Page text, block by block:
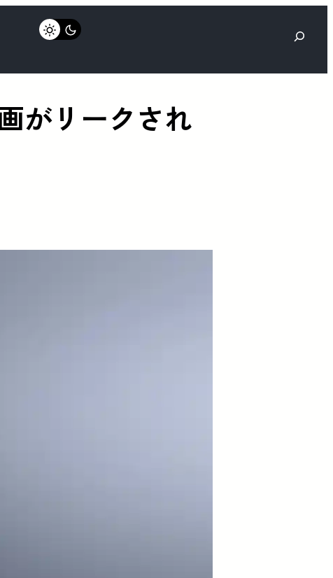
検
がリークされ